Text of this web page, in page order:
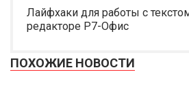
Лайфхаки для работы с
редакторе Р7-Офис
ПОХОЖИЕ НОВОСТИ